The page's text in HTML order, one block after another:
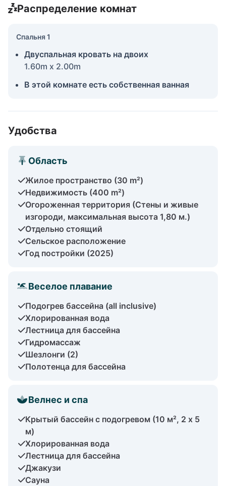
Распределение комнат
Спальня 1
Двуспальная кровать на двоих
1.60m x 2.00m
В этой комнате есть собственная ванная
Удобства
Область
Жилое пространство (30 m²)
Недвижимость (400 m²)
Огороженная территория (Стены и живые
изгороди, максимальная высота 1,80 м.)
Отдельно стоящий
Сельское расположение
Год постройки (2025)
Веселое плавание
Подогрев бассейна (all inclusive)
Хлорированная вода
Лестница для бассейна
Гидромассаж
Шезлонги (2)
Полотенца для бассейна
Велнес и спа
Крытый бассейн с подогревом (10 м², 2 x 5
м)
Хлорированная вода
Лестница для бассейна
Джакузи
Сауна